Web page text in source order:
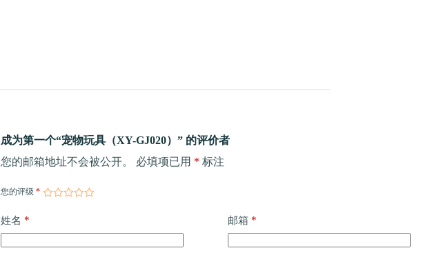
成为第一个“宠物玩具（XY-GJ020）” 的评价者
您的邮箱地址不会被公开。
必填项已用 * 标注
您的评级 *
姓名 * 邮箱 *